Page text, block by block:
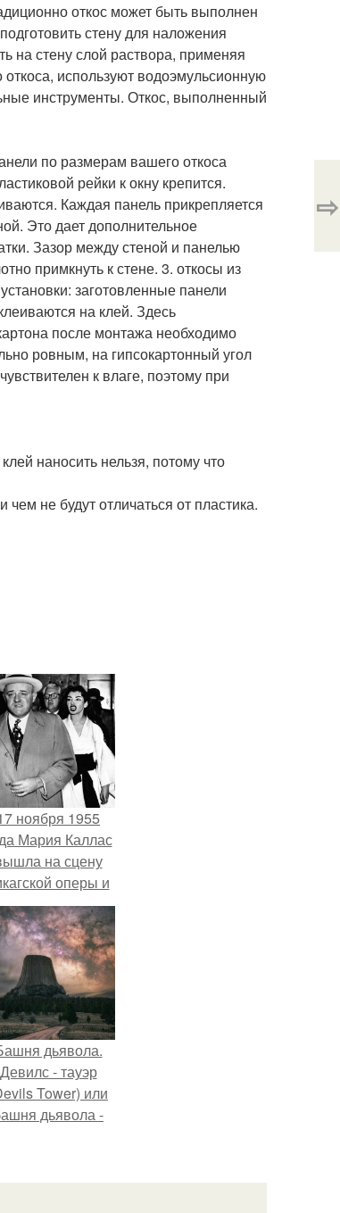
откос может быть выполнен
стену для наложения
на стену слой раствора, применяя
используют водоэмульсионную
инструменты. Откос, выполненный
по размерам вашего откоса
рейки к окну крепится.
Каждая панель прикрепляется
Это дает дополнительное
Зазор между стеной и панелью
примкнуть к стене. 3. откосы из
заготовленные панели
на клей. Здесь
после монтажа необходимо
ровным, на гипсокартонный угол
к влаге, поэтому при
наносить нельзя, потому что
не будут отличаться от пластика.
⇨
ноября 1955
Мария Каллас
на сцену
оперы и
овации.
дьявола.
Девилс - тауэр
Tower) или
дьявола -